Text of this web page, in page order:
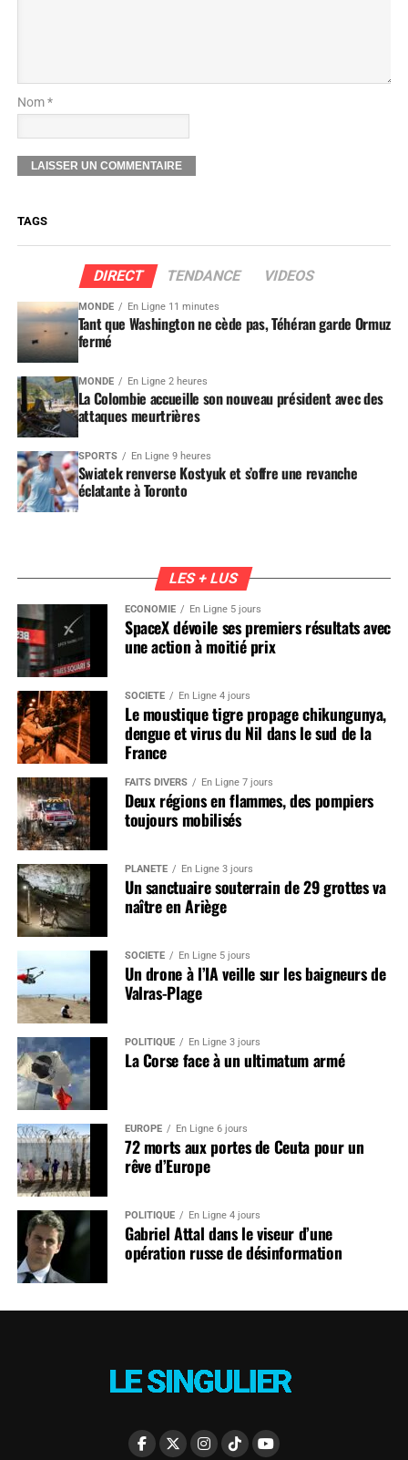
Nom *
TAGS
DIRECT TENDANCE VIDEOS
MONDE En Ligne 11 minutes
Tant que Washington ne cède pas, Téhéran garde Ormuz
fermé
MONDE En Ligne 2 heures
La Colombie accueille son nouveau président avec des
attaques meurtrières
SPORTS En Ligne 9 heures
Swiatek renverse Kostyuk et s’offre une revanche
éclatante à Toronto
LES + LUS
ÉCONOMIE En Ligne 5 jours
SpaceX dévoile ses premiers résultats avec
une action à moitié prix
SOCIÉTÉ En Ligne 4 jours
Le moustique tigre propage chikungunya,
dengue et virus du Nil dans le sud de la
France
FAITS DIVERS En Ligne 7 jours
Deux régions en flammes, des pompiers
toujours mobilisés
PLANÈTE En Ligne 3 jours
Un sanctuaire souterrain de 29 grottes va
naître en Ariège
SOCIÉTÉ En Ligne 5 jours
Un drone à l’IA veille sur les baigneurs de
Valras-Plage
POLITIQUE En Ligne 3 jours
La Corse face à un ultimatum armé
EUROPE En Ligne 6 jours
72 morts aux portes de Ceuta pour un
rêve d’Europe
POLITIQUE En Ligne 4 jours
Gabriel Attal dans le viseur d’une
opération russe de désinformation